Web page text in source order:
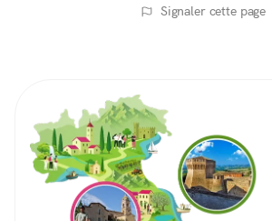
Signaler cette page